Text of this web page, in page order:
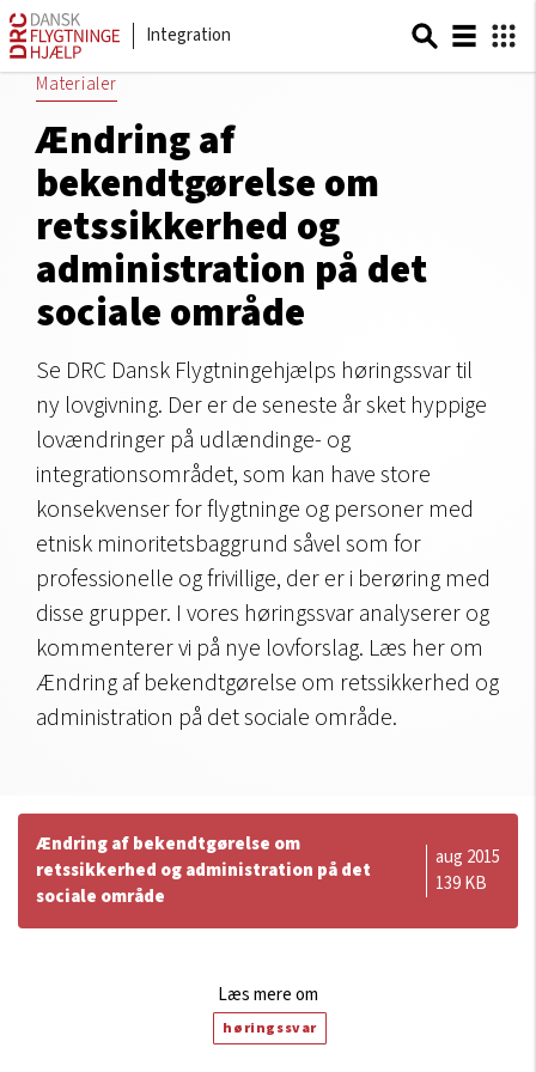
Integration
Materialer
Ændring af
bekendtgørelse om
retssikkerhed og
administration på det
sociale område
Se DRC Dansk Flygtningehjælps høringssvar til
ny lovgivning. Der er de seneste år sket hyppige
lovændringer på udlændinge- og
integrationsområdet, som kan have store
konsekvenser for flygtninge og personer med
etnisk minoritetsbaggrund såvel som for
professionelle og frivillige, der er i berøring med
disse grupper. I vores høringssvar analyserer og
kommenterer vi på nye lovforslag. Læs her om
Ændring af bekendtgørelse om retssikkerhed og
administration på det sociale område.
Ændring af bekendtgørelse om
retssikkerhed og administration på det
sociale område
aug 2015
139 KB
Læs mere om
høringssvar